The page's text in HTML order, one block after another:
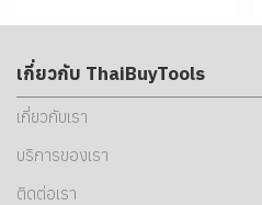
เกี่ยวกับ ThaiBuyTools
เกี่ยวกับเรา
บริการของเรา
ติดต่อเรา